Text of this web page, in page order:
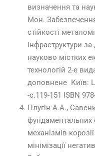
визначення та
Мон.
стійкості
інфраструктури
науково містких
технологій 2-е
доповнене Київ:
-с.119-151 ISBN
Плугін А.А.,
фундаментальних
механізмів
мінімізації